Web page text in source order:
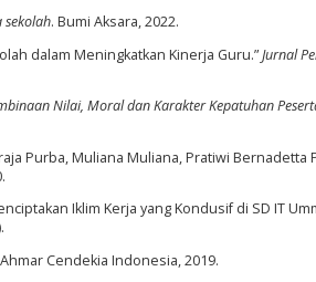
sekolah. Bumi Aksara, 2022.
dalam Meningkatkan Kinerja Guru.”Jurnal
Nilai, Moral dan Karakter Kepatuhan
Purba, Muliana Muliana, Pratiwi Bernadetta
Iklim Kerja yang Kondusif di SD IT
Cendekia Indonesia, 2019.